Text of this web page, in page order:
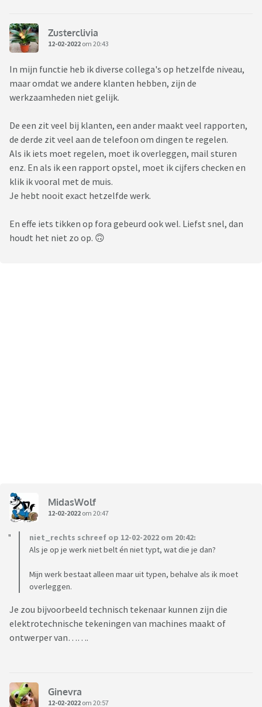
Zusterclivia
12-02-2022 om 20:43
In mijn functie heb ik diverse collega's op hetzelfde niveau,
maar omdat we andere klanten hebben, zijn de
werkzaamheden niet gelijk.
De een zit veel bij klanten, een ander maakt veel rapporten,
de derde zit veel aan de telefoon om dingen te regelen.
Als ik iets moet regelen, moet ik overleggen, mail sturen
enz. En als ik een rapport opstel, moet ik cijfers checken en
klik ik vooral met de muis.
Je hebt nooit exact hetzelfde werk.
En effe iets tikken op fora gebeurd ook wel. Liefst snel, dan
houdt het niet zo op. 🙃
MidasWolf
12-02-2022 om 20:47
niet_rechts schreef op 12-02-2022 om 20:42:
Als je op je werk niet belt én niet typt, wat die je dan?
Mijn werk bestaat alleen maar uit typen, behalve als ik moet
overleggen.
Je zou bijvoorbeeld technisch tekenaar kunnen zijn die
elektrotechnische tekeningen van machines maakt of
ontwerper van…….
Ginevra
12-02-2022 om 20:57